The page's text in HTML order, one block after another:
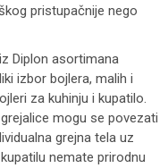
pristupačnije nego
Diplon asortimana
izbor bojlera, malih i
za kuhinju i kupatilo.
mogu se povezati
grejna tela uz
nemate prirodnu